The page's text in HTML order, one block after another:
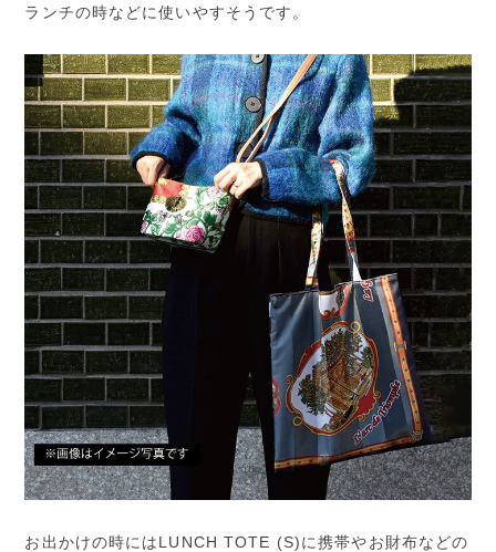
ランチの時などに使いやすそうです。
お出かけの時にはLUNCH TOTE (S)に携帯やお財布などの